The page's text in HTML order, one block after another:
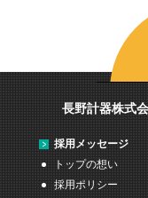
長野計器株式
採用メッセージ
トップの想い
採用ポリシー